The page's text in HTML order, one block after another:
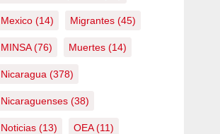
Mexico(14) Migrantes(45)
MINSA(76) Muertes(14)
Nicaragua (378)
Nicaraguenses(38)
Noticias(13) OEA(11)